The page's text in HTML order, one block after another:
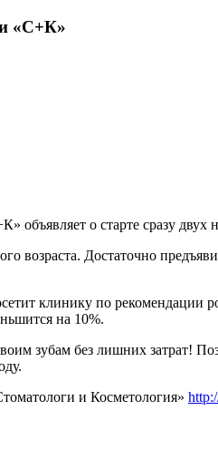
«С+К»
объявляет о старте сразу
возраста. Достаточно
клинику по рекомендации
на 10%.
зубам без лишних затрат!
и Косметология»